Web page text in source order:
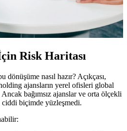
Risk Haritası
dönüşüme nasıl hazır? Açıkçası,
ajansların yerel ofisleri global
bağımsız ajanslar ve orta ölçekli
biçimde yüzleşmedi.